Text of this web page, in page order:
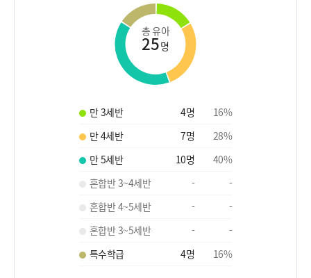
총 유아
25명
만 3세반 4명 16%
만 4세반
7명 28%
만 5세반
10명 40%
혼합반 3~4세반
-
-
혼합반 4~5세반
-
-
혼합반 3~5세반
-
-
특수학급
4명 16%